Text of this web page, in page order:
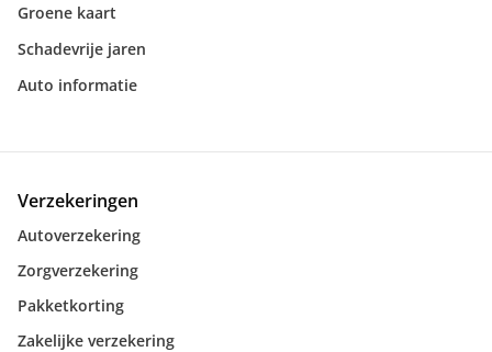
Groene kaart
Schadevrije jaren
Auto informatie
Verzekeringen
Autoverzekering
Zorgverzekering
Pakketkorting
Zakelijke verzekering